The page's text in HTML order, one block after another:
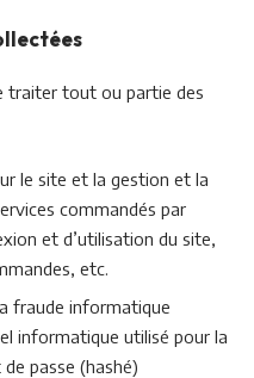
traiter tout ou partie des
le site et la gestion et la
commandés par
et d’utilisation du site,
etc.
fraude informatique
informatique utilisé pour la
passe (hashé)